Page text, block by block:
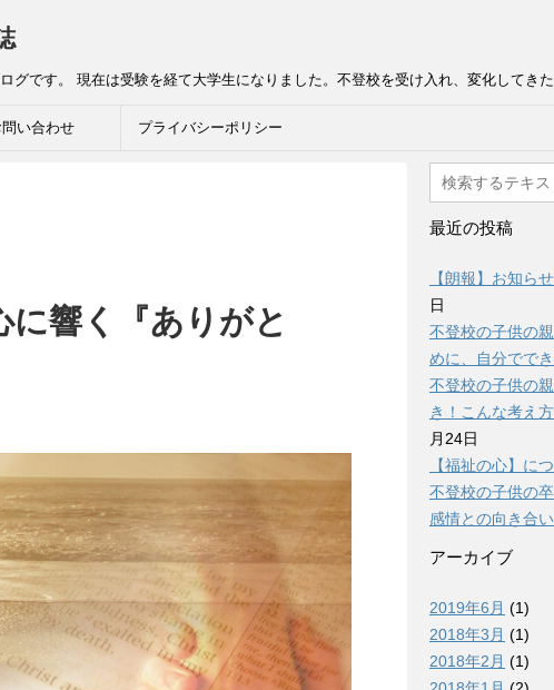
です。 現在は受験を経て大学生になりました。不登校を受け入れ、変化してきた
問い合わせ プライバシーポリシー
響く『ありがと
最近の投稿
【朗報】お知ら
日
不登校の子供の
めに、自分でで
不登校の子供の
き！こんな考え
月24日
【福祉の心】に
不登校の子供の
感情との向き合
アーカイブ
2019年6月 (1)
2018年3月 (1)
2018年2月 (1)